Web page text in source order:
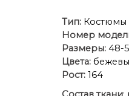
Тип: Костюмы
Номер
Размеры: 48-
Цвета:
Рост: 164